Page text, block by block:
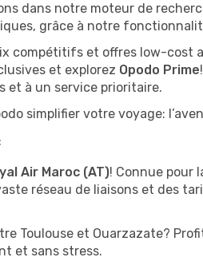
dans notre moteur de
grâce à notre
compétitifs et offres low-cost
et explorez Opodo Prime
et à un service prioritaire.
simplifier votre voyage:
Air Maroc (AT)! Connue pour
réseau de liaisons et des
Toulouse et Ouarzazate?
et sans stress.